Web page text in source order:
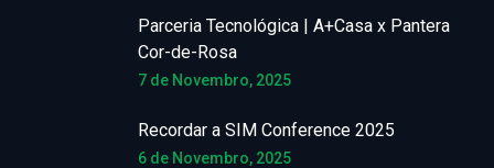
Parceria Tecnológica | A+Casa x Pantera
Cor-de-Rosa
7 de Novembro, 2025
Recordar a SIM Conference 2025
6 de Novembro, 2025